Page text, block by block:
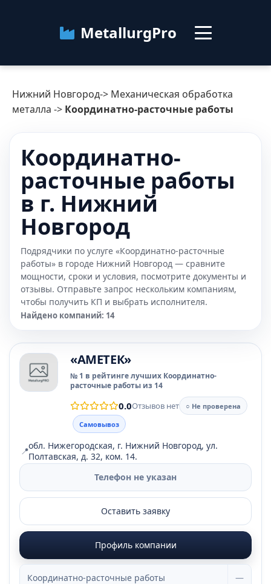
MetallurgPro
Нижний Новгород
Категории
О сервисе Контакты
Нижний Новгород-> Механическая обработка
металла -> Координатно-расточные работы
Координатно-
расточные работы
в г. Нижний
Новгород
Подрядчики по услуге «Координатно-расточные
работы» в городе Нижний Новгород — сравните
мощности, сроки и условия, посмотрите документы и
отзывы. Отправьте запрос нескольким компаниям,
чтобы получить КП и выбрать исполнителя.
Найдено компаний: 14
«АМЕТЕК»
№ 1 в рейтинге лучших Координатно-
расточные работы из 14
0.0Отзывов нет
○ Не проверена
Самовывоз
📍обл. Нижегородская, г. Нижний Новгород, ул.
Полтавская, д. 32, ком. 14.
Телефон не указан
Оставить заявку
Профиль компании
Координатно-расточные работы —